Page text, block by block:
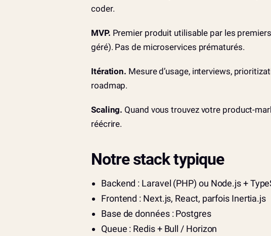
coder.
MVP. Premier produit utilisable par les
géré). Pas de microservices prématurés.
Itération. Mesure d’usage, interviews,
roadmap.
Scaling. Quand vous trouvez votre product-
réécrire.
Notre stack typique
Backend : Laravel (PHP) ou Node.js +
Frontend : Next.js, React, parfois Inertia.js
Base de données : Postgres
Queue : Redis + Bull / Horizon